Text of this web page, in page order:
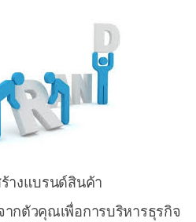
างแบรนด์สินค้า
ากตัวคุณเพื่อการบริหารธุรกิจ